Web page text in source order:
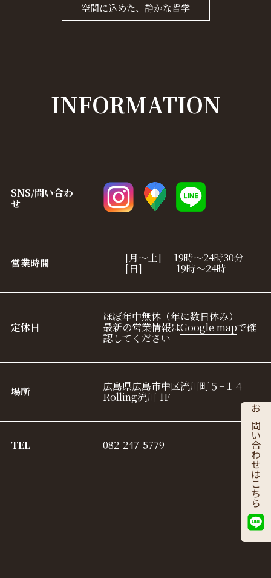
お問い合わせはこちら
空間に込めた、静かな哲学
INFORMATION
SNS/問い合わ
せ
営業時間 [月〜土] 19時～24時30分
[日] 19時～24時
定休日
ほぼ年中無休（年に数日休み）
最新の営業情報はGoogle mapで確
認してください
場所 広島県広島市中区流川町５−１４
Rolling流川 1F
TEL 082-247-5779